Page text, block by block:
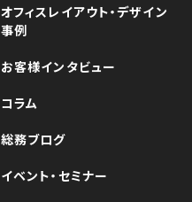
オフィスレイアウト・デザイン
事例
お客様インタビュー
コラム
総務ブログ
イベント・セミナー